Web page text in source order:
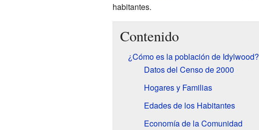
habitantes.
Contenido
¿Cómo es la población de Idylwood?
Datos del Censo de 2000
Hogares y Familias
Edades de los Habitantes
Economía de la Comunidad